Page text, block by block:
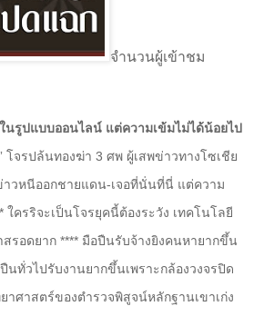
จำนวนผู้เข้าชม
นรูปแบบออนไลน์ แต่ความเข้มไม่ได้น้อยไป
โจรปล้นทองฆ่า 3 ศพ ผู้เสพข่าวทางโซเชีย
วหนีออกชายแดน-เจอที่นั่นที่นี่ แต่ความ
ใครริจะเป็นโจรยุคนี้ต้องระวัง เทคโนโลยี
รอดยาก **** มือปืนรับจ้างยิงคนหายากขึ้น
นทั่วไปรับงานยากขึ้นเพราะกล้องวงจรปิด
าศาสตร์ของตำรวจพิสูจน์หลักฐานเขาเก่ง